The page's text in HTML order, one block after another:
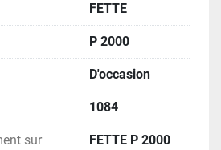
FETTE
P 2000
D'occasion
1084
sur FETTE P 2000